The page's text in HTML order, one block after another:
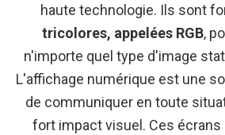
haute technologie. Ils sont
tricolores, appelées RGB,
n'importe quel type d'image
L'affichage numérique est une
de communiquer en toute
fort impact visuel. Ces écrans